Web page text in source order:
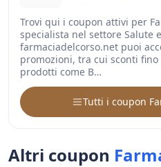
Trovi qui i coupon attivi per
specialista nel settore Salute
farmaciadelcorso.net puoi
promozioni, tra cui sconti
prodotti come B…
Tutti i coupon
Altri coupon